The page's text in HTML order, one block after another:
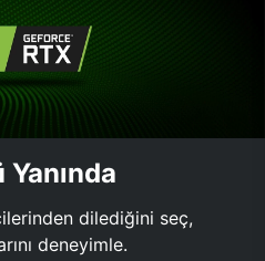
dilediğini seç,
deneyimle.